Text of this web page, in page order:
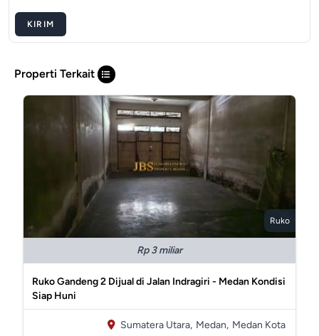
KIRIM
Properti Terkait
Ruko
Rp 3 miliar
Ruko Gandeng 2 Dijual di Jalan Indragiri - Medan Kondisi
Siap Huni
Sumatera Utara, Medan, Medan Kota